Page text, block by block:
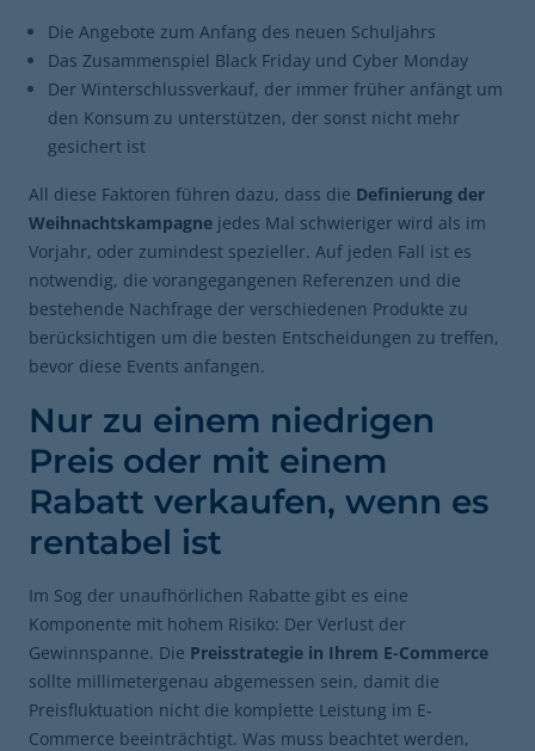
Die Angebote zum Anfang des neuen Schuljahrs
Das Zusammenspiel Black Friday und Cyber Monday
Der Winterschlussverkauf, der immer früher anfängt um
den Konsum zu unterstützen, der sonst nicht mehr
gesichert ist
All diese Faktoren führen dazu, dass die Definierung der
Weihnachtskampagne jedes Mal schwieriger wird als im
Vorjahr, oder zumindest spezieller. Auf jeden Fall ist es
notwendig, die vorangegangenen Referenzen und die
bestehende Nachfrage der verschiedenen Produkte zu
berücksichtigen um die besten Entscheidungen zu treffen,
bevor diese Events anfangen.
Nur zu einem niedrigen
Preis oder mit einem
Rabatt verkaufen, wenn es
rentabel ist
Im Sog der unaufhörlichen Rabatte gibt es eine
Komponente mit hohem Risiko: Der Verlust der
Gewinnspanne. Die Preisstrategie in Ihrem E-Commerce
sollte millimetergenau abgemessen sein, damit die
Preisfluktuation nicht die komplette Leistung im E-
Commerce beeinträchtigt. Was muss beachtet werden,